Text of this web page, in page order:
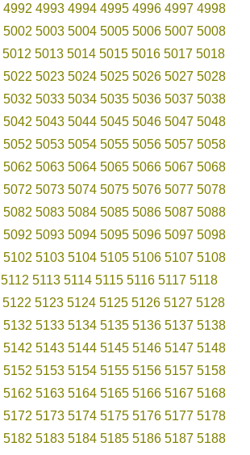
4992 4993 4994 4995 4996 4997 4998
5002 5003 5004 5005 5006 5007 5008
5012 5013 5014 5015 5016 5017 5018
5022 5023 5024 5025 5026 5027 5028
5032 5033 5034 5035 5036 5037 5038
5042 5043 5044 5045 5046 5047 5048
5052 5053 5054 5055 5056 5057 5058
5062 5063 5064 5065 5066 5067 5068
5072 5073 5074 5075 5076 5077 5078
5082 5083 5084 5085 5086 5087 5088
5092 5093 5094 5095 5096 5097 5098
5102 5103 5104 5105 5106 5107 5108
5112 5113 5114 5115 5116 5117 5118
5122 5123 5124 5125 5126 5127 5128
5132 5133 5134 5135 5136 5137 5138
5142 5143 5144 5145 5146 5147 5148
5152 5153 5154 5155 5156 5157 5158
5162 5163 5164 5165 5166 5167 5168
5172 5173 5174 5175 5176 5177 5178
5182 5183 5184 5185 5186 5187 5188